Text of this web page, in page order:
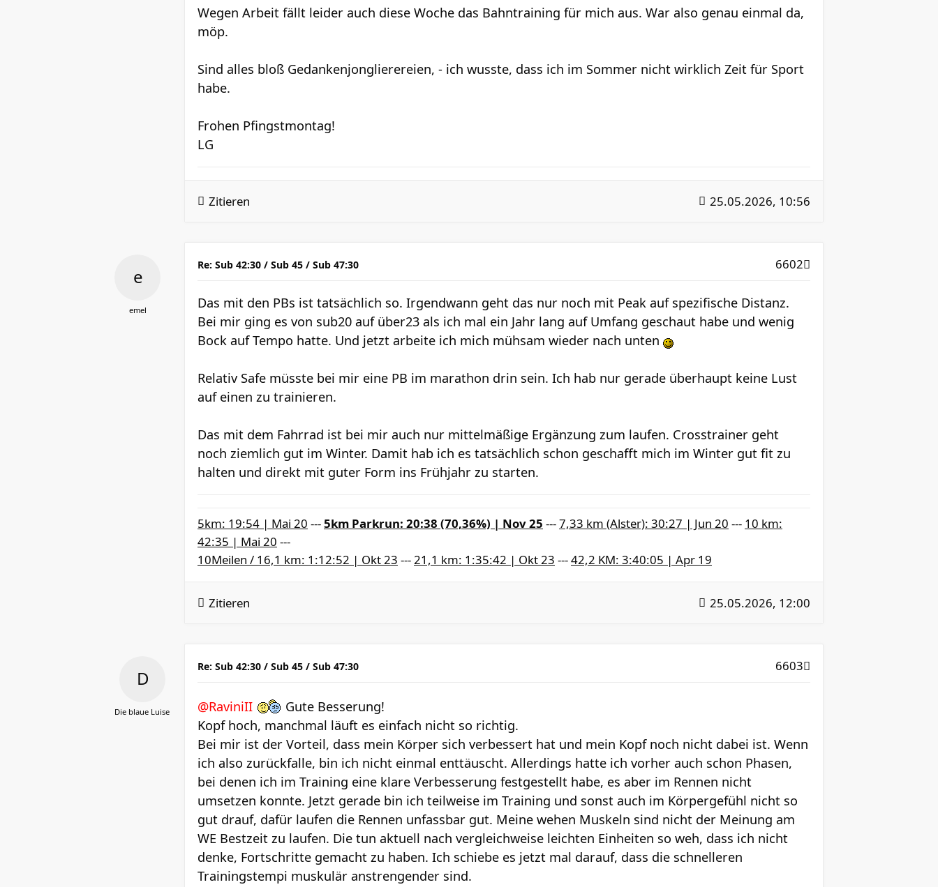
Wegen Arbeit fällt leider auch diese Woche das Bahntraining für mich aus. War also genau einmal da,
möp.
Sind alles bloß Gedankenjonglierereien, - ich wusste, dass ich im Sommer nicht wirklich Zeit für Sport
habe.
Frohen Pfingstmontag!
LG
Zitieren 25.05.2026, 10:56
emel
Re: Sub 42:30 / Sub 45 / Sub 47:30 6602
Das mit den PBs ist tatsächlich so. Irgendwann geht das nur noch mit Peak auf spezifische Distanz.
Bei mir ging es von sub20 auf über23 als ich mal ein Jahr lang auf Umfang geschaut habe und wenig
Bock auf Tempo hatte. Und jetzt arbeite ich mich mühsam wieder nach unten
Relativ Safe müsste bei mir eine PB im marathon drin sein. Ich hab nur gerade überhaupt keine Lust
auf einen zu trainieren.
Das mit dem Fahrrad ist bei mir auch nur mittelmäßige Ergänzung zum laufen. Crosstrainer geht
noch ziemlich gut im Winter. Damit hab ich es tatsächlich schon geschafft mich im Winter gut fit zu
halten und direkt mit guter Form ins Frühjahr zu starten.
5km: 19:54 | Mai 20 ---5km Parkrun: 20:38 (70,36%) | Nov 25 ---7,33 km (Alster): 30:27 | Jun 20 --- 10 km:
42:35 | Mai 20 ---
10Meilen / 16,1 km: 1:12:52 | Okt 23 ---21,1 km: 1:35:42 | Okt 23 ---42,2 KM: 3:40:05 | Apr 19
Zitieren 25.05.2026, 12:00
Die blaue Luise
Re: Sub 42:30 / Sub 45 / Sub 47:30 6603
@RaviniII
Gute Besserung!
Kopf hoch, manchmal läuft es einfach nicht so richtig.
Bei mir ist der Vorteil, dass mein Körper sich verbessert hat und mein Kopf noch nicht dabei ist. Wenn
ich also zurückfalle, bin ich nicht einmal enttäuscht. Allerdings hatte ich vorher auch schon Phasen,
bei denen ich im Training eine klare Verbesserung festgestellt habe, es aber im Rennen nicht
umsetzen konnte. Jetzt gerade bin ich teilweise im Training und sonst auch im Körpergefühl nicht so
gut drauf, dafür laufen die Rennen unfassbar gut. Meine wehen Muskeln sind nicht der Meinung am
WE Bestzeit zu laufen. Die tun aktuell nach vergleichweise leichten Einheiten so weh, dass ich nicht
denke, Fortschritte gemacht zu haben. Ich schiebe es jetzt mal darauf, dass die schnelleren
Trainingstempi muskulär anstrengender sind.